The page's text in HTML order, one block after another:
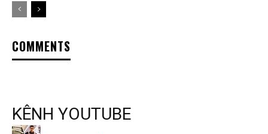
COMMENTS
KÊNH YOUTUBE